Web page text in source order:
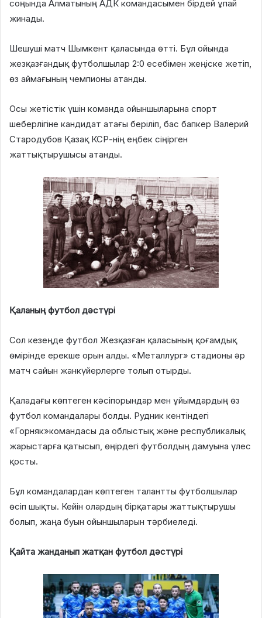
соңында Алматының АДК командасымен бірдей ұпай
жинады.
Шешуші матч Шымкент қаласында өтті. Бұл ойында
жезқазғандық футболшылар 2:0 есебімен жеңіске жетіп,
өз аймағының чемпионы атанды.
Осы жетістік үшін команда ойыншыларына спорт
шеберлігіне кандидат атағы беріліп, бас бапкер Валерий
Стародубов Қазақ КСР-нің еңбек сіңірген
жаттықтырушысы атанды.
Қаланың футбол дәстүрі
Сол кезеңде футбол Жезқазған қаласының қоғамдық
өмірінде ерекше орын алды. «Металлург» стадионы әр
матч сайын жанкүйерлерге толып отырды.
Қаладағы көптеген кәсіпорындар мен ұйымдардың өз
футбол командалары болды. Рудник кентіндегі
«Горняк»командасы да облыстық және республикалық
жарыстарға қатысып, өңірдегі футболдың дамуына үлес
қосты.
Бұл командалардан көптеген талантты футболшылар
өсіп шықты. Кейін олардың бірқатары жаттықтырушы
болып, жаңа буын ойыншыларын тәрбиеледі.
Қайта жанданып жатқан футбол дәстүрі